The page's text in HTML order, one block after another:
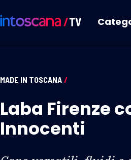
MADE IN TOSCANA /
Laba Firenze
Innocenti